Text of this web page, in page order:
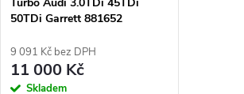
p
r
p
r
50TDi Garrett 881652
9 091 Kč bez DPH
11 000 Kč
Skladem